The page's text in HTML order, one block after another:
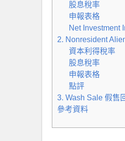
股息稅率
申報表格
Net Investment
2. Nonresident
資本利得稅率
股息稅率
申報表格
點評
3. Wash Sale 假售
參考資料